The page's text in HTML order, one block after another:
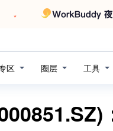
区 圈层 工具